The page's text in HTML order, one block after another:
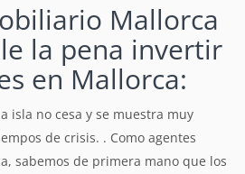
Mallorca
la pena invertir
en Mallorca:
isla no cesa y se muestra muy
de crisis. . Como agentes
sabemos de primera mano que los